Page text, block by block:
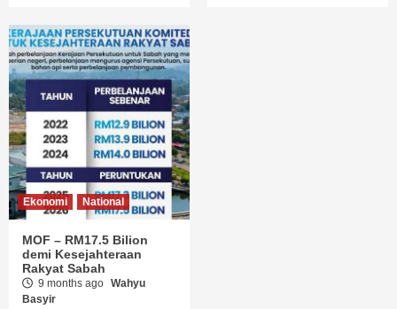
Ekonomi National
MOF – RM17.5 Bilion
demi Kesejahteraan
Rakyat Sabah
9 months ago Wahyu
Basyir